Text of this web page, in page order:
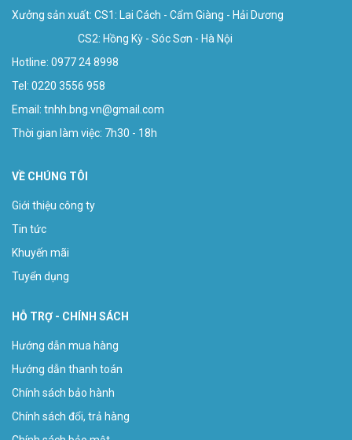
Xưởng sản xuất: CS1: Lai Cách - Cẩm Giàng - Hải Dương
CS2: Hồng Kỳ - Sóc Sơn - Hà Nội
Hotline: 0977 24 8998
Tel: 0220 3556 958
Email: tnhh.bng.vn@gmail.com
Thời gian làm việc: 7h30 - 18h
VỀ CHÚNG TÔI
Giới thiệu công ty
Tin tức
Khuyến mãi
Tuyển dụng
HỖ TRỢ - CHÍNH SÁCH
Hướng dẫn mua hàng
Hướng dẫn thanh toán
Chính sách bảo hành
Chính sách đổi, trả hàng